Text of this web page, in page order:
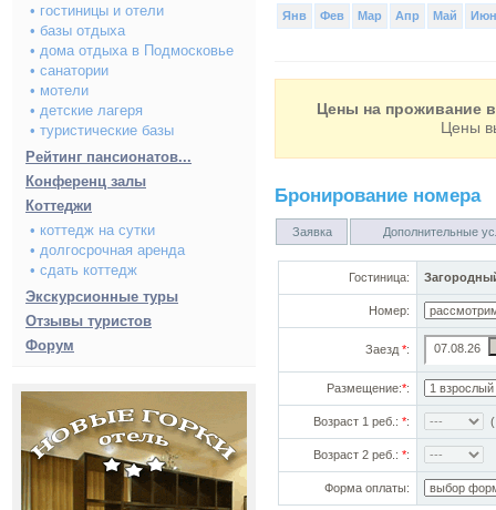
• гостиницы и отели
• базы отдыха
• дома отдыха в Подмосковье
• санатории
• мотели
• детские лагеря
• туристические базы
Рейтинг пансионатов...
Конференц залы
Коттеджи
• коттедж на сутки
• долгосрочная аренда
• сдать коттедж
Экскурсионные туры
Отзывы туристов
Форум
Янв Фев Мар Апр Май Июн
Цены на проживание
Цены
Бронирование номера
Заявка Дополнительные
Гостиница:
Номер:
Заезд *:
Размещение:*:
Возраст 1 реб.: *:
Возраст 2 реб.: *:
Форма оплаты: